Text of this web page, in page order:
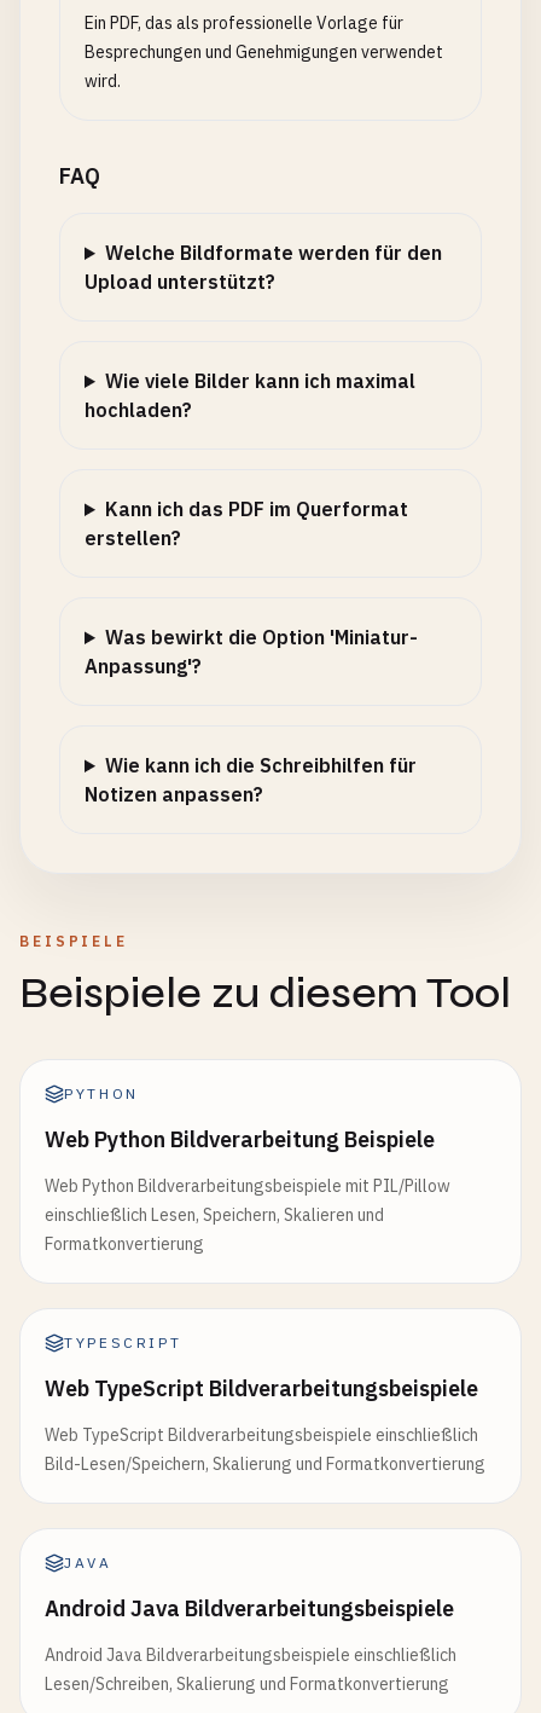
Ein PDF, das als professionelle Vorlage für
Besprechungen und Genehmigungen verwendet
wird.
FAQ
Welche Bildformate werden für den
Upload unterstützt?
Wie viele Bilder kann ich maximal
hochladen?
Kann ich das PDF im Querformat
erstellen?
Was bewirkt die Option 'Miniatur-
Anpassung'?
Wie kann ich die Schreibhilfen für
Notizen anpassen?
BEISPIELE
Beispiele zu diesem Tool
PYTHON
Web Python Bildverarbeitung Beispiele
Web Python Bildverarbeitungsbeispiele mit PIL/Pillow
einschließlich Lesen, Speichern, Skalieren und
Formatkonvertierung
TYPESCRIPT
Web TypeScript Bildverarbeitungsbeispiele
Web TypeScript Bildverarbeitungsbeispiele einschließlich
Bild-Lesen/Speichern, Skalierung und Formatkonvertierung
JAVA
Android Java Bildverarbeitungsbeispiele
Android Java Bildverarbeitungsbeispiele einschließlich
Lesen/Schreiben, Skalierung und Formatkonvertierung